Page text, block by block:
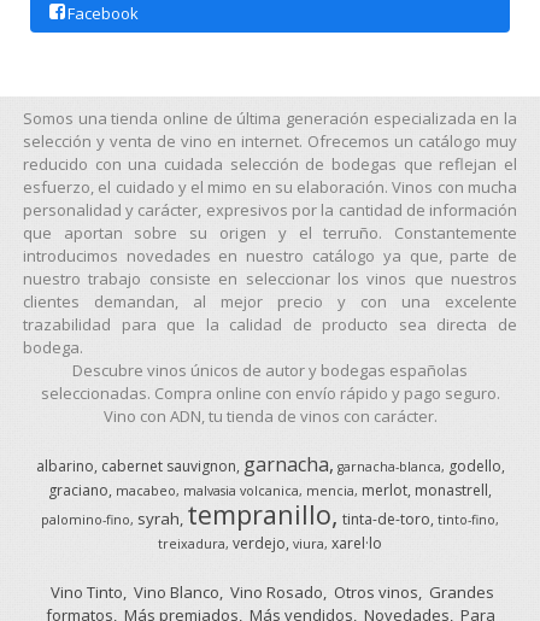
Facebook
Somos una tienda online de última generación especializada en la
selección y venta de vino en internet. Ofrecemos un catálogo muy
reducido con una cuidada selección de bodegas que reflejan el
esfuerzo, el cuidado y el mimo en su elaboración. Vinos con mucha
personalidad y carácter, expresivos por la cantidad de información
que aportan sobre su origen y el terruño. Constantemente
introducimos novedades en nuestro catálogo ya que, parte de
nuestro trabajo consiste en seleccionar los vinos que nuestros
clientes demandan, al mejor precio y con una excelente
trazabilidad para que la calidad de producto sea directa de
bodega.
Descubre vinos únicos de autor y bodegas españolas
seleccionadas. Compra online con envío rápido y pago seguro.
Vino con ADN, tu tienda de vinos con carácter.
albarino cabernet sauvignon garnacha garnacha-blanca
godello
graciano macabeo malvasia volcanica mencia merlot monastrell
palomino-fino syrah tempranillo tinta-de-toro tinto-fino
treixadura verdejo viura xarel·lo
Vino Tinto Vino Blanco Vino Rosado Otros vinos Grandes
formatos Más premiados Más vendidos Novedades Para